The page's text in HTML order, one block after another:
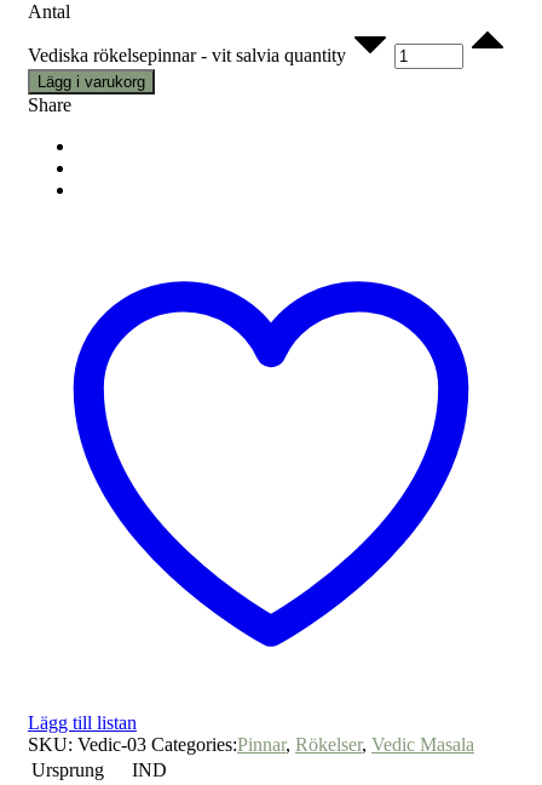
Antal
Vediska rökelsepinnar - vit salvia quantity
Lägg i varukorg
Share
Lägg till listan
SKU: Vedic-03 Categories:Pinnar, Rökelser, Vedic Masala
Ursprung
IND